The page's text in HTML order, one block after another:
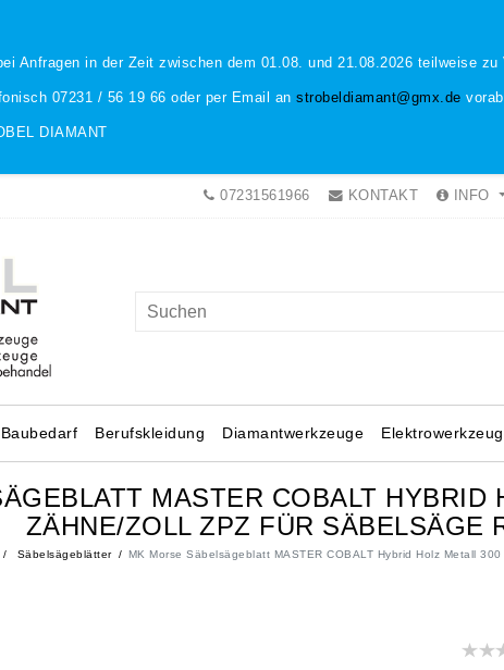
Anfragen in der Zeit zwischen dem 01.08. und 21.08.2026 teilweise zu
07231 / 56 19 66 oder per Email an strobeldiamant@gmx.de
DIAMANT
07231561966 KONTAKT INFO
Berufskleidung Diamantwerkzeuge
MASTER COBALT HYBRID
ZÄHNE/ZOLL ZPZ FÜR SÄBELSÄGE
Säbelsägeblätter MK Morse Säbelsägeblatt MASTER COBALT Hybrid Holz Metall